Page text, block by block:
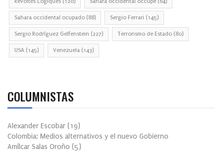
Sahara occidental ocupado (88) Sergio Ferrari (145)
Sergio Rodríguez Gelfenstein (227) Terrorismo de Estado (80)
USA (145) Venezuela (143)
COLUMNISTAS
Alexander Escobar (19)
Colombia: Medios alternativos y el nuevo Gobierno
Amílcar Salas Oroño (5)